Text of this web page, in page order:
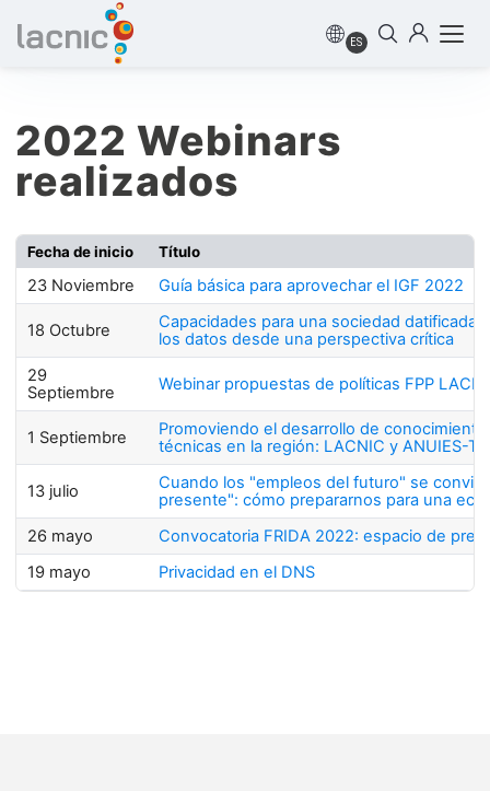
ES
2022 Webinars
realizados
Fecha de inicio Título
23 Noviembre Guía básica para aprovechar el IGF 2022
18 Octubre
Capacidades para una sociedad
los datos desde una perspectiva crítica
29
Septiembre
Webinar propuestas de políticas FPP
1 Septiembre
Promoviendo el desarrollo de
técnicas en la región: LACNIC y ANUIES-
13 julio
Cuando los "empleos del futuro" se
presente": cómo prepararnos para una
26 mayo
Convocatoria FRIDA 2022: espacio de
19 mayo
Privacidad en el DNS